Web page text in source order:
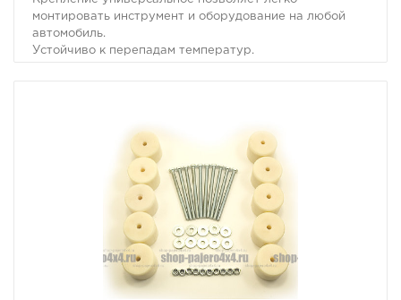
монтировать инструмент и оборудование на любой
автомобиль.
Устойчиво к перепадам температур.